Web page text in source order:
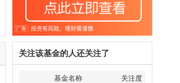
关注该基金的人还关注了
基金名称
关注度